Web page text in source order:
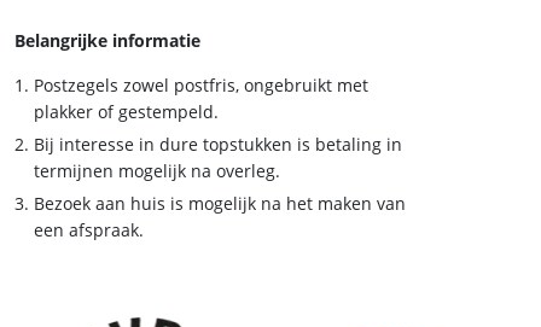
Belangrijke informatie
Postzegels zowel postfris, ongebruikt met
plakker of gestempeld.
Bij interesse in dure topstukken is betaling in
termijnen mogelijk na overleg.
Bezoek aan huis is mogelijk na het maken van
een afspraak.